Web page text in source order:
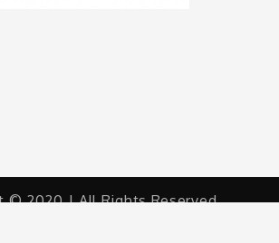
© 2020 | All Rights Reserved